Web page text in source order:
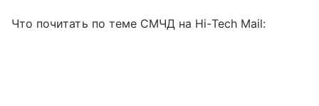
Что почитать по теме СМЧД на Hi-Tech Mail: